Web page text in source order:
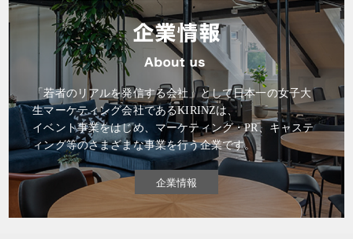
「若者のリアルを発信する会社」として日本一の女子大
生マーケティング会社であるKIRINZは、
イベント事業をはじめ、マーケティング・PR、キャステ
ィング等のさまざまな事業を行う企業です。
企業情報